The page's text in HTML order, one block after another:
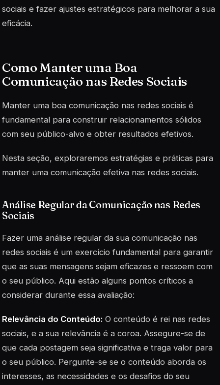
sociais e fazer ajustes estratégicos para melhorar a sua
eficácia.
Como Manter uma Boa
Comunicação nas Redes Sociais
Manter uma boa comunicação nas redes sociais é
fundamental para construir relacionamentos sólidos
com seu público-alvo e obter resultados efetivos.
Nesta seção, exploraremos estratégias e práticas para
manter uma comunicação efetiva nas redes sociais.
Análise Regular da Comunicação nas Redes
Sociais
Fazer uma análise regular da sua comunicação nas
redes sociais é um exercício fundamental para garantir
que as suas mensagens sejam eficazes e ressoem com
o seu público. Aqui estão alguns pontos críticos a
considerar durante essa avaliação:
Relevância do Conteúdo: O conteúdo é rei nas redes
sociais, e a sua relevância é a coroa. Assegure-se de
que cada postagem seja significativa e traga valor para
o seu público. Pergunte-se se o conteúdo aborda os
interesses, as necessidades e os desafios do seu